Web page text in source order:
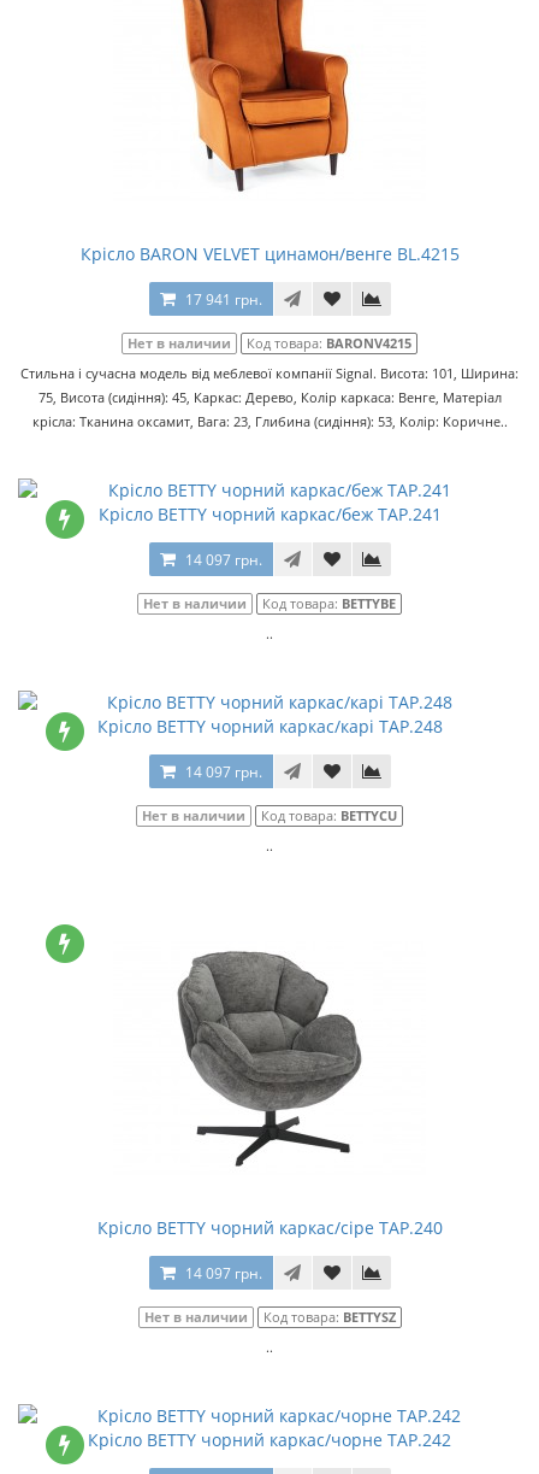
Крісло BARON VELVET цинамон/венге BL.4215
17 941 грн.
Нет в наличии Код товара: BARONV4215
Стильна і сучасна модель від меблевої компанії Signal. Висота: 101, Ширина:
75, Висота (сидіння): 45, Каркас: Дерево, Колір каркаса: Венге, Матеріал
крісла: Тканина оксамит, Вага: 23, Глибина (сидіння): 53, Колір: Коричне..
Крісло BETTY чорний каркас/беж TAP.241
14 097 грн.
Нет в наличии Код товара: BETTYBE
..
Крісло BETTY чорний каркас/карі TAP.248
14 097 грн.
Нет в наличии Код товара: BETTYCU
..
Крісло BETTY чорний каркас/сіре TAP.240
14 097 грн.
Нет в наличии Код товара: BETTYSZ
..
Крісло BETTY чорний каркас/чорне TAP.242